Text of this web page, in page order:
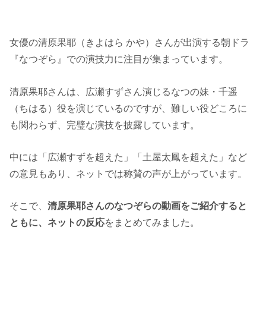
女優の清原果耶（きよはら かや）さんが出演する朝ドラ
『なつぞら』での演技力に注目が集まっています。
清原果耶さんは、広瀬すずさん演じるなつの妹・千遥
（ちはる）役を演じているのですが、難しい役どころに
も関わらず、完璧な演技を披露しています。
中には「広瀬すずを超えた」「土屋太鳳を超えた」など
の意見もあり、ネットでは称賛の声が上がっています。
そこで、清原果耶さんのなつぞらの動画をご紹介すると
ともに、ネットの反応をまとめてみました。